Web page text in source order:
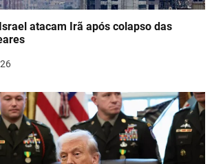
Israel atacam Irã após colapso das